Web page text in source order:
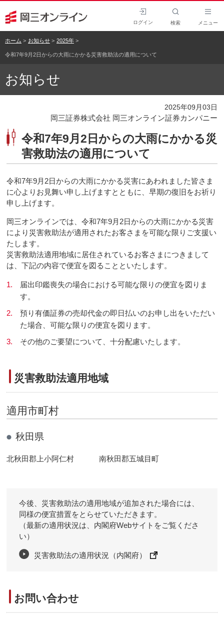
ログイン 検索 メニュー
ホーム お知らせ 2025年
令和7年9月2日からの大雨にかかる災害救助法の適用について
お知らせ
2025年09月03日
岡三証券株式会社 岡三オンライン証券カンパニー
令和7年9月2日からの大雨にかかる災
害救助法の適用について
令和7年9月2日からの大雨にかかる災害にあわれました皆さま
に心よりお見舞い申し上げますとともに、早期の復旧をお祈り
申し上げます。
岡三オンラインでは、令和7年9月2日からの大雨にかかる災害
により災害救助法が適用されたお客さまを可能な限りご支援い
たします。
災害救助法適用地域に居住されているお客さまにつきまして
は、下記の内容で便宜を図ることといたします。
1.
届出印鑑喪失の場合における可能な限りの便宜を図りま
す。
2.
預り有価証券の売却代金の即日払いのお申し出をいただい
た場合、可能な限りの便宜を図ります。
3.
その他のご要望について、十分配慮いたします。
災害救助法適用地域
適用市町村
秋田県
北秋田郡上小阿仁村 南秋田郡五城目町
今後、災害救助法の適用地域が追加された場合には、
同様の便宜措置をとらせていただきます。
（最新の適用状況は、内閣府Webサイトをご覧くださ
い）
災害救助法の適用状況（内閣府）
お問い合わせ